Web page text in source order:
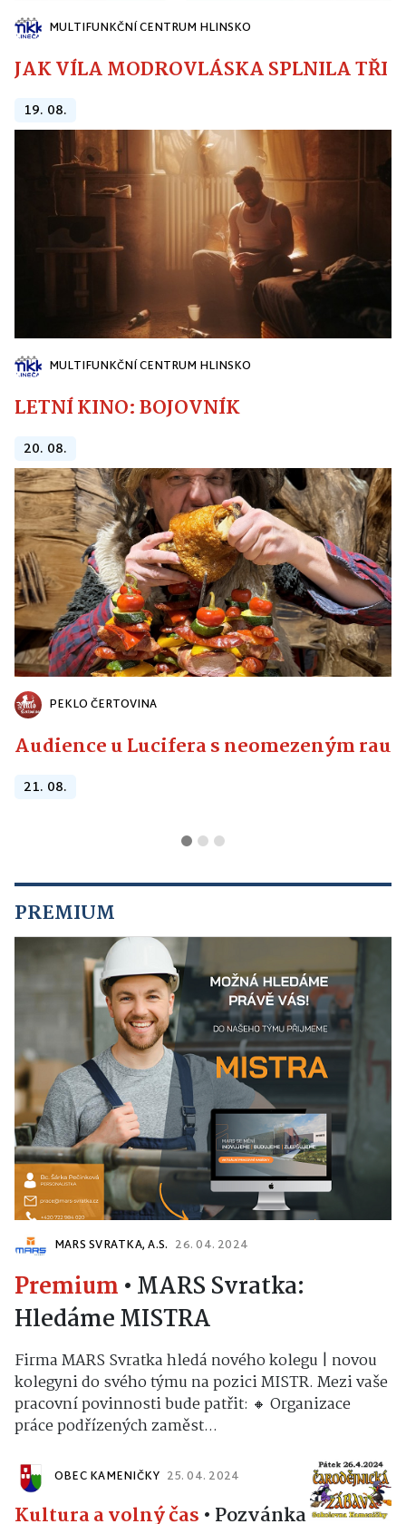
MULTIFUNKČNÍ CENTRUM HLINSKO
JAK VÍLA MODROVLÁSKA SPLNILA
19. 08.
MULTIFUNKČNÍ CENTRUM HLINSKO
LETNÍ KINO: BOJOVNÍK
20. 08.
PEKLO ČERTOVINA
Audience u Lucifera s neomezeným
21. 08.
PREMIUM
MARS SVRATKA, A.S. 26. 04. 2024
Premium • MARS Svratka:
Hledáme MISTRA
Firma MARS Svratka hledá nového kolegu | novou
kolegyni do svého týmu na pozici MISTR. Mezi vaše
pracovní povinnosti bude patřit: 🔸 Organizace
práce podřízených zaměst...
OBEC KAMENIČKY 25. 04. 2024
Kultura a volný čas • Pozvánka